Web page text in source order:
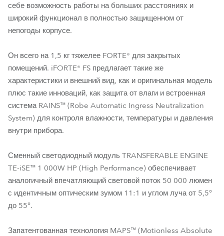
себе возможность работы на больших расстояниях и
широкий функционал в полностью защищенном от
непогоды корпусе.
Он всего на 1,5 кг тяжелее FORTE® для закрытых
помещений. iFORTE® FS предлагает такие же
характеристики и внешний вид, как и оригинальная модель
плюс такие инноваций, как защита от влаги и встроенная
система RAINS™ (Robe Automatic Ingress Neutralization
System) для контроля влажности, температуры и давления
внутри прибора.
Сменный светодиодный модуль TRANSFERABLE ENGINE
TE-iSE™ 1 000W HP (High Performance) обеспечивает
аналогичный впечатляющий световой поток 50 000 люмен
с идентичным оптическим зумом 11:1 и углом луча от 5,5°
до 55°.
Запатентованная технология MAPS™ (Motionless Absolute